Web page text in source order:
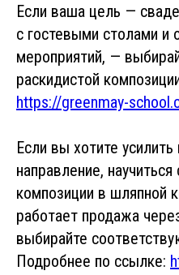
Если ваша цель —
с гостевыми столами и
мероприятий, —
раскидистой
https://greenmay-
Если вы хотите
направление,
композиции в шляпной
работает продажа
выбирайте
Подробнее по ссылке: